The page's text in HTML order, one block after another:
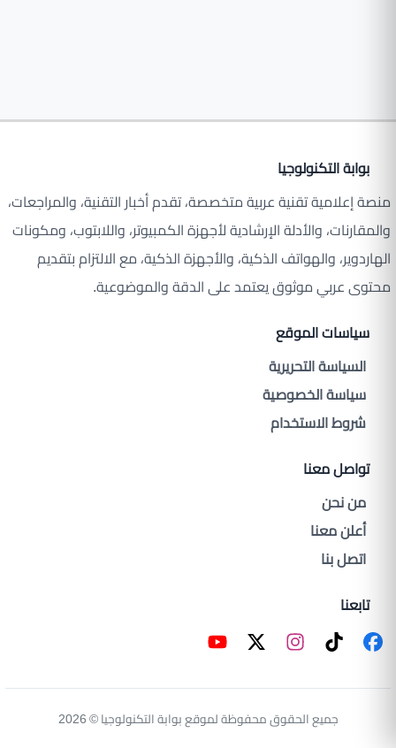
بوابة التكنولوجيا
منصة إعلامية تقنية عربية متخصصة، تقدم أخبار التقنية، والمراجعات،
والمقارنات، والأدلة الإرشادية لأجهزة الكمبيوتر، واللابتوب، ومكونات
الهاردوير، والهواتف الذكية، والأجهزة الذكية، مع الالتزام بتقديم
محتوى عربي موثوق يعتمد على الدقة والموضوعية.
سياسات الموقع
السياسة التحريرية
سياسة الخصوصية
شروط الاستخدام
تواصل معنا
من نحن
أعلن معنا
اتصل بنا
تابعنا
جميع الحقوق محفوظة لموقع بوابة التكنولوجيا © 2026